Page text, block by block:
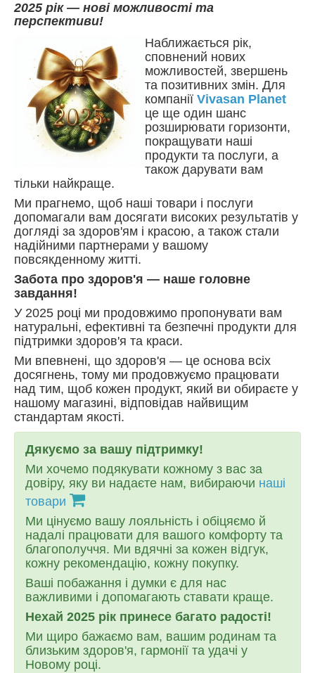
2025 рік — нові можливості та
перспективи!
Наближається рік,
сповнений нових
можливостей, звершень
та позитивних змін. Для
компанії Vivasan Planet
це ще один шанс
розширювати горизонти,
покращувати наші
продукти та послуги, а
також дарувати вам
тільки найкраще.
Ми прагнемо, щоб наші товари і послуги
допомагали вам досягати високих результатів у
догляді за здоров'ям і красою, а також стали
надійними партнерами у вашому
повсякденному житті.
Забота про здоров'я — наше головне
завдання!
У 2025 році ми продовжимо пропонувати вам
натуральні, ефективні та безпечні продукти для
підтримки здоров'я та краси.
Ми впевнені, що здоров'я — це основа всіх
досягнень, тому ми продовжуємо працювати
над тим, щоб кожен продукт, який ви обираєте у
нашому магазині, відповідав найвищим
стандартам якості.
Дякуємо за вашу підтримку!
Ми хочемо подякувати кожному з вас за
довіру, яку ви надаєте нам, вибираючи наші
товари
Ми цінуємо вашу лояльність і обіцяємо й
надалі працювати для вашого комфорту та
благополуччя. Ми вдячні за кожен відгук,
кожну рекомендацію, кожну покупку.
Ваші побажання і думки є для нас
важливими і допомагають ставати краще.
Нехай 2025 рік принесе багато радості!
Ми щиро бажаємо вам, вашим родинам та
близьким здоров'я, гармонії та удачі у
Новому році.